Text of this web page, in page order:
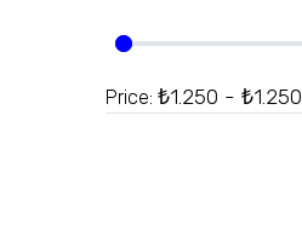
Price: ₺1.250 - ₺1.250